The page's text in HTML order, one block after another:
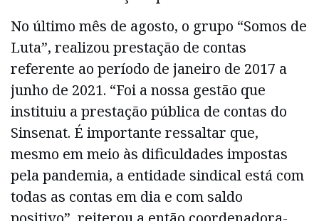
No último mês de agosto, o grupo “Somos de
Luta”, realizou prestação de contas
referente ao período de janeiro de 2017 a
junho de 2021. “Foi a nossa gestão que
instituiu a prestação pública de contas do
Sinsenat. É importante ressaltar que,
mesmo em meio às dificuldades impostas
pela pandemia, a entidade sindical está com
todas as contas em dia e com saldo